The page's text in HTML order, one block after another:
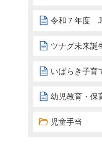
令和７年度
ツナグ未来誕
いばらき子育
幼児教育・保
児童手当